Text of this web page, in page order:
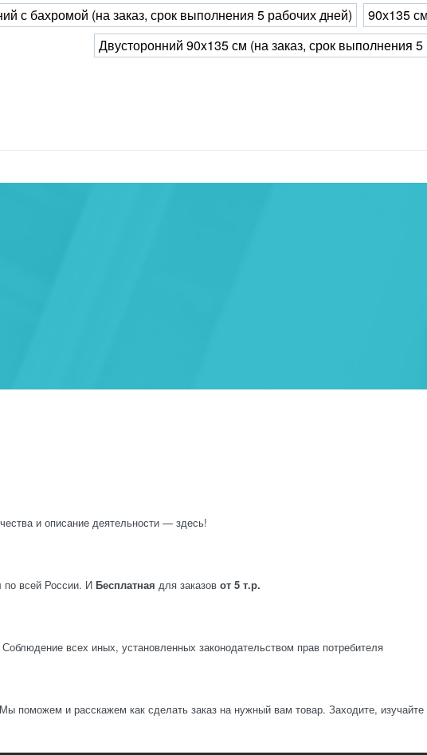
с бахромой (на заказ, срок выполнения 5 рабочих дней)
90х135
Двусторонний 90x135 см (на заказ, срок выполнения
и описание деятельности — здесь!
по всей России. И Бесплатная для заказов от 5 т.р.
Соблюдение всех иных, установленных законодательством прав потребителя
Мы поможем и расскажем как сделать заказ на нужный вам товар. Заходите, изучайте